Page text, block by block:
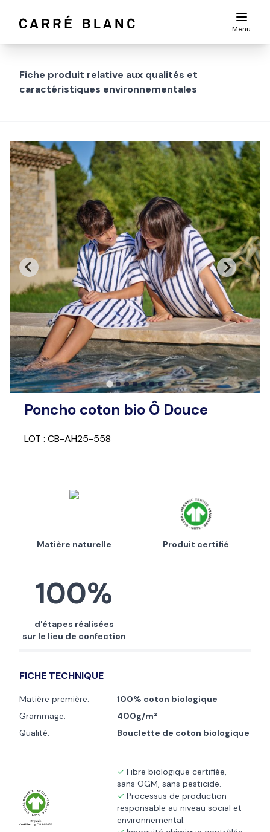
Menu
Fiche produit relative aux qualités et
caractéristiques environnementales
Poncho coton bio Ô Douce
LOT : CB-AH25-558
Matière naturelle Produit certifié
100%
d'étapes réalisées
sur le lieu de confection
FICHE TECHNIQUE
Matière première:
100% coton biologique
Grammage:
400g/m²
Qualité:
Bouclette de coton biologique
Fibre biologique certifiée,
sans OGM, sans pesticide.
Processus de production
responsable au niveau social et
environnemental.